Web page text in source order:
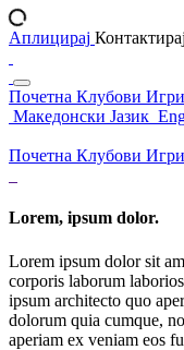
Аплицирај
Почетна Клубови
Македонски Јазик
Почетна Клубови
Lorem, ipsum dolor.
Lorem ipsum dolor sit
corporis laborum
ipsum architecto quo
dolorum quia cumque,
aperiam ex veniam eos